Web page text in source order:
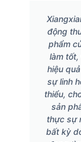
động
phẩm
làm tốt,
hiệu
sự linh
thiểu,
sản
thực sự
bất kỳ